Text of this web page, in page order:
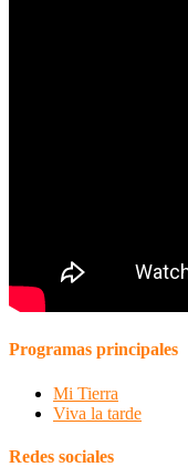
Programas principales
Mi Tierra
Viva la tarde
Redes sociales